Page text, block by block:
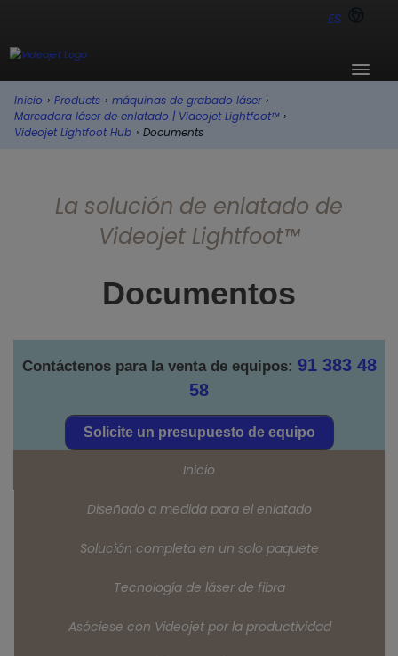
ES
Inicio › Products › máquinas de grabado láser ›
Marcadora láser de enlatado | Videojet Lightfoot™ ›
Videojet Lightfoot Hub › Documents
La solución de enlatado de
Videojet Lightfoot™
Documentos
Contáctenos para la venta de equipos: 91 383 48
58
Solicite un presupuesto de equipo
Inicio
Diseñado a medida para el enlatado
Solución completa en un solo paquete
Tecnología de láser de fibra
Asóciese con Videojet por la productividad